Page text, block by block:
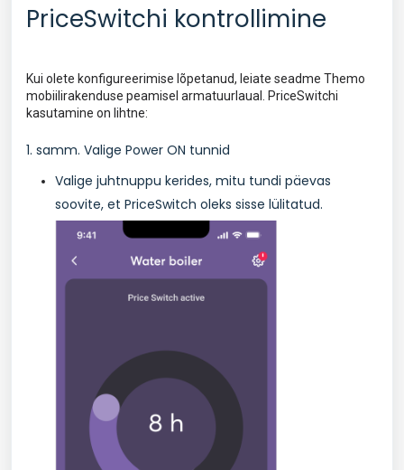
PriceSwitchi kontrollimine
Kui olete konfigureerimise lõpetanud, leiate seadme Themo
mobiilirakenduse peamisel armatuurlaual. PriceSwitchi
kasutamine on lihtne:
1. samm. Valige Power ON tunnid
Valige juhtnuppu kerides, mitu tundi päevas
soovite, et PriceSwitch oleks sisse lülitatud.